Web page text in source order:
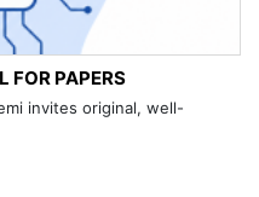
FOR PAPERS
invites original, well-